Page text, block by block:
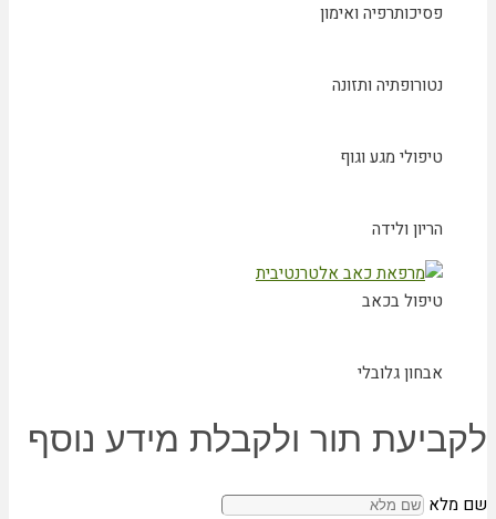
פסיכותרפיה ואימון
נטורופתיה ותזונה
טיפולי מגע וגוף
הריון ולידה
טיפול בכאב
אבחון גלובלי
לקביעת תור ולקבלת מידע נוסף
שם מלא